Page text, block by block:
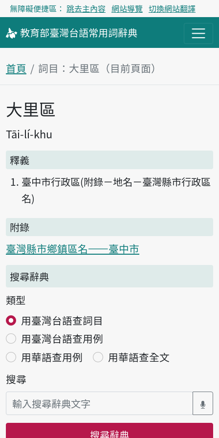
無障礙便捷區： 跳去主內容 網站導覽 切換網站翻譯
教育部臺灣台語常用詞辭典
首頁 詞目：大里區（目前頁面）
主內容區塊
大里區
Tāi-lí-khu
釋義
臺中市行政區(附錄－地名－臺灣縣市行政區
名)
附錄
臺灣縣市鄉鎮區名——臺中市
搜尋辭典
類型
用臺灣台語查詞目
用臺灣台語查用例
用華語查用例
用華語查全文
搜尋
搜尋辭典